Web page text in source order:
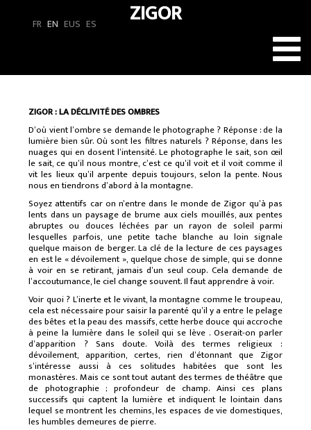
ZIGOR
FR EN EUS ES
ZIGOR : LA DÉCLIVITÉ DES OMBRES
D’où vient l’ombre se demande le photographe ? Réponse : de la
lumière bien sûr. Où sont les filtres naturels ? Réponse, dans les
nuages qui en dosent l’intensité. Le photographe le sait, son œil
le sait, ce qu’il nous montre, c’est ce qu’il voit et il voit comme il
vit les lieux qu’il arpente depuis toujours, selon la pente. Nous
nous en tiendrons d’abord à la montagne.
Soyez attentifs car on n’entre dans le monde de Zigor qu’à pas
lents dans un paysage de brume aux ciels mouillés, aux pentes
abruptes ou douces léchées par un rayon de soleil parmi
lesquelles parfois, une petite tache blanche au loin signale
quelque maison de berger. La clé de la lecture de ces paysages
en est le « dévoilement », quelque chose de simple, qui se donne
à voir en se retirant, jamais d’un seul coup. Cela demande de
l’accoutumance, le ciel change souvent. Il faut apprendre à voir.
Voir quoi ? L’inerte et le vivant, la montagne comme le troupeau,
cela est nécessaire pour saisir la parenté qu’il y a entre le pelage
des bêtes et la peau des massifs, cette herbe douce qui accroche
à peine la lumière dans le soleil qui se lève . Oserait-on parler
d’apparition ? Sans doute. Voilà des termes religieux :
dévoilement, apparition, certes, rien d’étonnant que Zigor
s’intéresse aussi à ces solitudes habitées que sont les
monastères. Mais ce sont tout autant des termes de théâtre que
de photographie ; profondeur de champ. Ainsi ces plans
successifs qui captent la lumière et indiquent le lointain dans
lequel se montrent les chemins, les espaces de vie domestiques,
les humbles demeures de pierre.